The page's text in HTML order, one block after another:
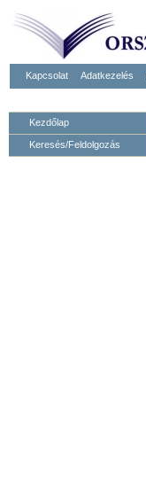
Kapcsolat Adatkezelés
Kezdőlap
Keresés/Feldolgozás